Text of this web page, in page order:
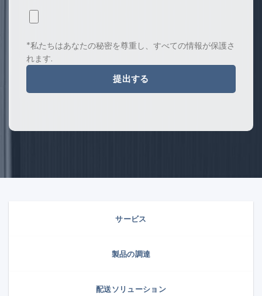
*私たちはあなたの秘密を尊重し、すべての情報が保護さ
れます.
サービス
製品の調達
配送ソリューション